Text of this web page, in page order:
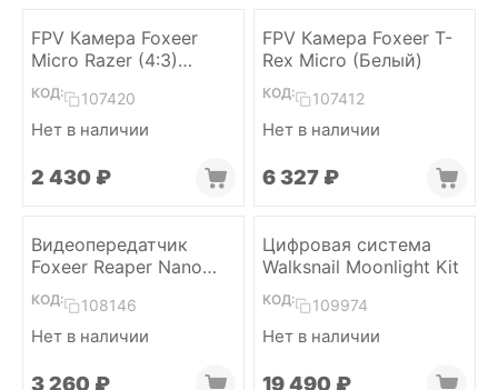
FPV Камера Foxeer
Micro Razer (4:3)
(Черный)
КОД: 107420
Нет в наличии
2 430 ₽
FPV Камера Foxeer T-
Rex Micro (Белый)
КОД: 107412
Нет в наличии
6 327 ₽
Видеопередатчик
Foxeer Reaper Nano
VTX
КОД: 108146
Нет в наличии
3 260 ₽
Цифровая система
Walksnail Moonlight Kit
КОД: 109974
Нет в наличии
19 490 ₽